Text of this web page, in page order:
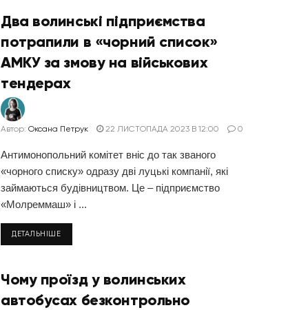
Два волинські підприємства
потрапили в «чорний список»
АМКУ за змову на військових
тендерах
Автор: Оксана Петрук 22 ЛИСТОПАДА 2023 В 12:00 0
Антимонопольний комітет вніс до так званого
«чорного списку» одразу дві луцькі компанії, які
займаються будівництвом. Це – підприємство
«Молреммаш» і ...
ДЕТАЛЬНІШЕ
Чому проїзд у волинських
автобусах безконтрольно